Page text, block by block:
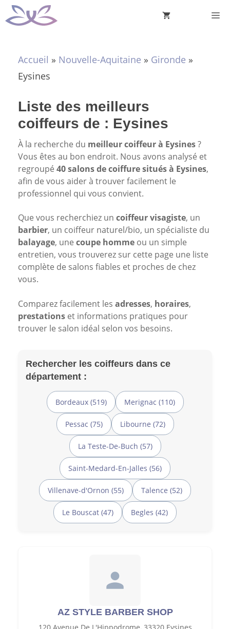
Aller
au
Accueil » Nouvelle-Aquitaine » Gironde »
Eysines
Liste des meilleurs
coiffeurs de : Eysines
À la recherche du meilleur coiffeur à Eysines?
Vous êtes au bon endroit. Nous avons analysé et
regroupé 40 salons de coiffure situés à Eysines,
afin de vous aider à trouver facilement le
professionnel qui vous convient.
Que vous recherchiez un coiffeur visagiste, un
barbier, un coiffeur naturel/bio, un spécialiste du
balayage, une coupe homme ou un simple
entretien, vous trouverez sur cette page une liste
complète de salons fiables et proches de chez
vous.
Comparez facilement les adresses, horaires,
prestations et informations pratiques pour
trouver le salon idéal selon vos besoins.
Rechercher les coiffeurs dans ce
département :
Bordeaux (519) Merignac (110)
Pessac (75) Libourne (72)
La Teste-De-Buch (57)
Saint-Medard-En-Jalles (56)
Villenave-d'Ornon (55) Talence (52)
Le Bouscat (47) Begles (42)
AZ STYLE BARBER SHOP
120 Avenue De L'Hippodrome, 33320 Eysines